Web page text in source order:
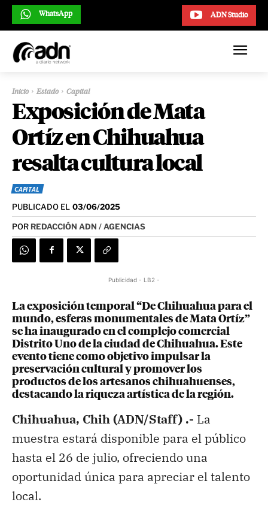
ADN Studio
WhatsApp
Inicio Estado Capital
Exposición de Mata
Ortíz en Chihuahua
resalta cultura local
CAPITAL
PUBLICADO EL 03/06/2025
POR REDACCIÓN ADN / AGENCIAS
Publicidad - LB2 -
La exposición temporal “De Chihuahua para el
mundo, esferas monumentales de Mata Ortíz”
se ha inaugurado en el complejo comercial
Distrito Uno de la ciudad de Chihuahua. Este
evento tiene como objetivo impulsar la
preservación cultural y promover los
productos de los artesanos chihuahuenses,
destacando la riqueza artística de la región.
Chihuahua, Chih (ADN/Staff) .- La
muestra estará disponible para el público
hasta el 26 de julio, ofreciendo una
oportunidad única para apreciar el talento
local.